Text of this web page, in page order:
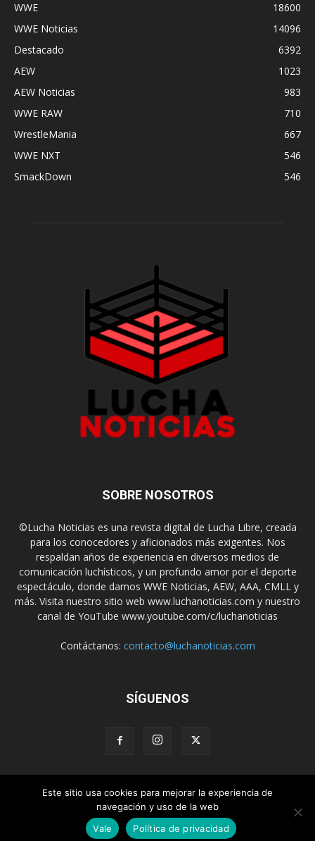
WWE
18600
WWE Noticias
14096
Destacado
6392
AEW
1023
AEW Noticias
983
WWE RAW
710
WrestleMania
667
WWE NXT
546
SmackDown
546
SOBRE NOSOTROS
©Lucha Noticias es una revista digital de Lucha Libre, creada
para los conocedores y aficionados más exigentes. Nos
respaldan años de experiencia en diversos medios de
comunicación luchísticos, y un profundo amor por el deporte
espectáculo, donde damos WWE Noticias, AEW, AAA, CMLL y
más. Visita nuestro sitio web www.luchanoticias.com y nuestro
canal de YouTube www.youtube.com/c/luchanoticias
Contáctanos: contacto@luchanoticias.com
SÍGUENOS
WWE Noticias WWE AEW
Lucha Libre Mexicana
Colabora con nosotros
© CONTACTO: contacto@luchanoticias.com
Este sitio usa cookies para mejorar la experiencia de
navegación y uso de la web
Vale
Política de privacidad